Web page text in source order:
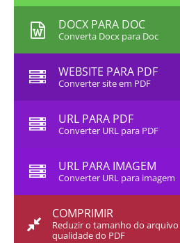
DOCX PARA DOC
Converta Docx para Doc
WEBSITE PARA PDF
Converter site em PDF
URL PARA PDF
Converter URL para PDF
URL PARA IMAGEM
Converter URL para imagem
COMPRIMIR
Reduzir o tamanho do
qualidade do PDF